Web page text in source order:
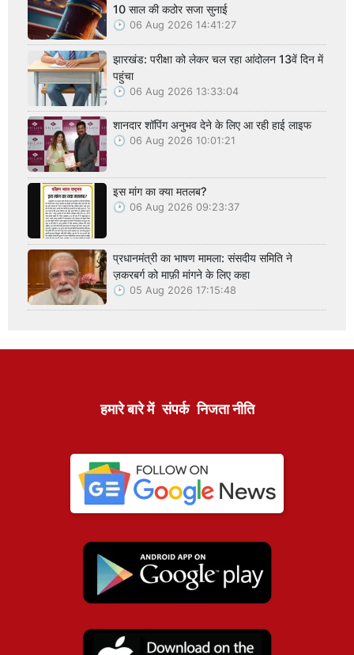
10 साल की कठोर सजा सुनाई
06 Aug 2026 14:41:27
झारखंड: परीक्षा को लेकर चल रहा आंदोलन 13वें दिन में
पहुंचा
06 Aug 2026 13:33:04
शानदार शॉपिंग अनुभव देने के लिए आ रही हाई लाइफ
06 Aug 2026 10:01:21
इस मांग का क्या मतलब?
06 Aug 2026 09:23:37
प्रधानमंत्री का भाषण मामला: संसदीय समिति ने
ज़करबर्ग को माफ़ी मांगने के लिए कहा
05 Aug 2026 17:15:48
हमारे बारे में संपर्क निजता नीति